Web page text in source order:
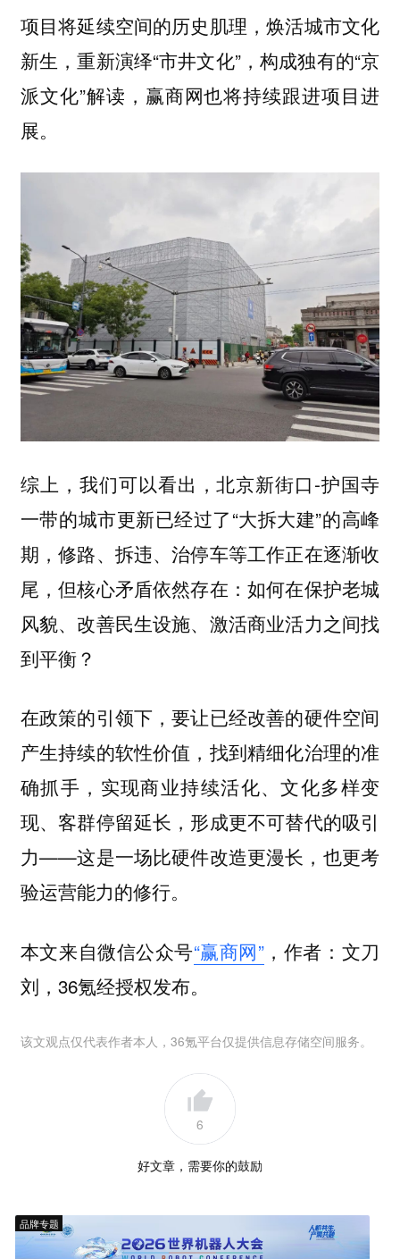
项目将延续空间的历史肌理，焕活城市文化
新生，重新演绎“市井文化”，构成独有的“京
派文化”解读，赢商网也将持续跟进项目进
展。
综上，我们可以看出，北京新街口-护国寺
一带的城市更新已经过了“大拆大建”的高峰
期，修路、拆违、治停车等工作正在逐渐收
尾，但核心矛盾依然存在：如何在保护老城
风貌、改善民生设施、激活商业活力之间找
到平衡？
在政策的引领下，要让已经改善的硬件空间
产生持续的软性价值，找到精细化治理的准
确抓手，实现商业持续活化、文化多样变
现、客群停留延长，形成更不可替代的吸引
力——这是一场比硬件改造更漫长，也更考
验运营能力的修行。
本文来自微信公众号“赢商网”，作者：文刀
刘，36氪经授权发布。
该文观点仅代表作者本人，36氪平台仅提供信息存储空间服务。
6
好文章，需要你的鼓励
品牌专题